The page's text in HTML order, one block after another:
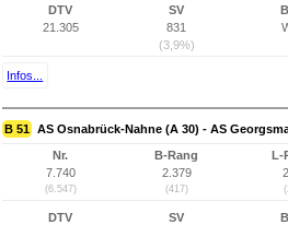
DTV
21.305
SV
831
(3,9%)
Infos...
B 51 AS Osnabrück-Nahne (A 30) - AS
Nr.
7.740
(6.547)
B-Rang
2.379
(417)
L-
DTV
SV